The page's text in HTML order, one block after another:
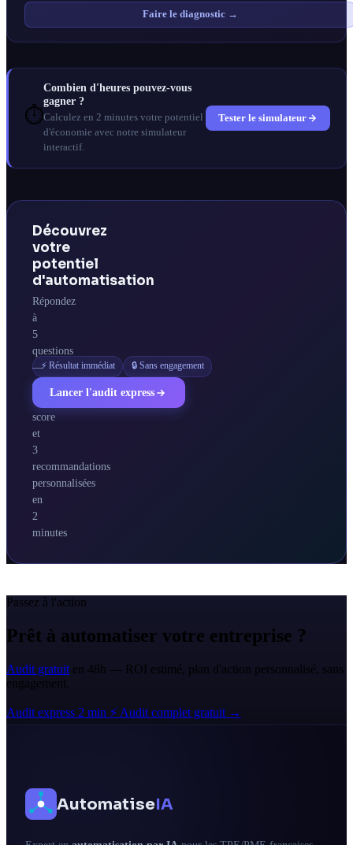
Faire le diagnostic →
⏱️
Combien d'heures pouvez-vous
gagner ?
Calculez en 2 minutes votre potentiel
d'économie avec notre simulateur
interactif.
Tester le simulateur
Découvrez
votre
potentiel
d'automatisation
Répondez
à
5
questions
—
obtenez
votre
score
et
3
recommandations
personnalisées
en
2
minutes
⚡ Résultat immédiat 🔒 Sans engagement
Lancer l'audit express
Passez à l'action
Prêt à automatiser votre entreprise ?
Audit gratuit en 48h — ROI estimé, plan d'action personnalisé, sans
engagement.
Audit express 2 min ⚡ Audit complet gratuit →
AutomatiseIA